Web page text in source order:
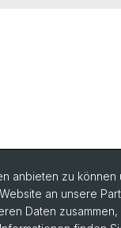
anbieten zu
an unsere
Daten